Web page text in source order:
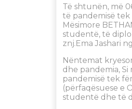
Të shtunën, më
të pandemisë
Mësimore
studentë, të
znj.Ema Jashari
Nëntemat
dhe pandemia,
pandemisë tek
(përfaqësuese e
studentë dhe të